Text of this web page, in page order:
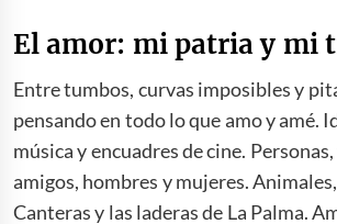
El amor: mi patria y mi
Entre tumbos, curvas imposibles y
pensando en todo lo que amo y amé.
música y encuadres de cine.
amigos, hombres y mujeres.
Canteras y las laderas de La Palma.